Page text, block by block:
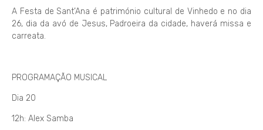
A Festa de Sant’Ana é património cultural de Vinhedo e no dia
26, dia da avó de Jesus, Padroeira da cidade, haverá missa e
carreata.
PROGRAMAÇÃO MUSICAL
Dia 20
12h: Alex Samba